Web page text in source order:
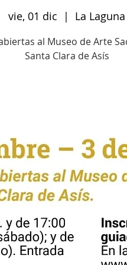
vie, 01 dic
  |
La Laguna
al Museo de Arte
Santa Clara de Asís